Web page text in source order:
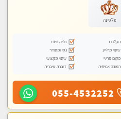
פלטינה
מקלחת
חניה חינם
עיסוי מרגיע
נקי ומסודר
מקום פרטי
עיסוי מקצועי
תמונה אמיתית
דוברת עיברית
055-4532252